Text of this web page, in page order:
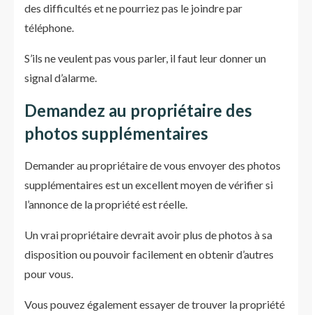
des difficultés et ne pourriez pas le joindre par
téléphone.
S’ils ne veulent pas vous parler, il faut leur donner un
signal d’alarme.
Demandez au propriétaire des
photos supplémentaires
Demander au propriétaire de vous envoyer des photos
supplémentaires est un excellent moyen de vérifier si
l’annonce de la propriété est réelle.
Un vrai propriétaire devrait avoir plus de photos à sa
disposition ou pouvoir facilement en obtenir d’autres
pour vous.
Vous pouvez également essayer de trouver la propriété